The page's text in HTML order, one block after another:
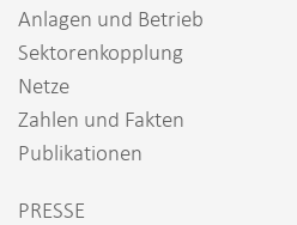
Anlagen und Betrieb
Sektorenkopplung
Netze
Zahlen und Fakten
Publikationen
PRESSE